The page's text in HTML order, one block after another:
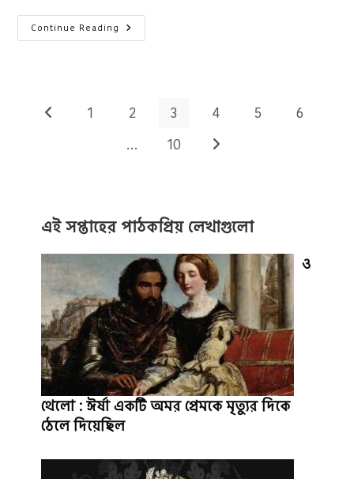
Continue Reading নবাব
সিরাজউদ্দৌলা,
Go to the previous page
1 2 3 4 5
6
…
10 Go to the next page
এই সপ্তাহের পাঠকপ্রিয় লেখাগুলো
ও
থেলো : ঈর্ষা একটি অমর প্রেমকে মৃত্যুর দিকে
ঠেলে দিয়েছিল